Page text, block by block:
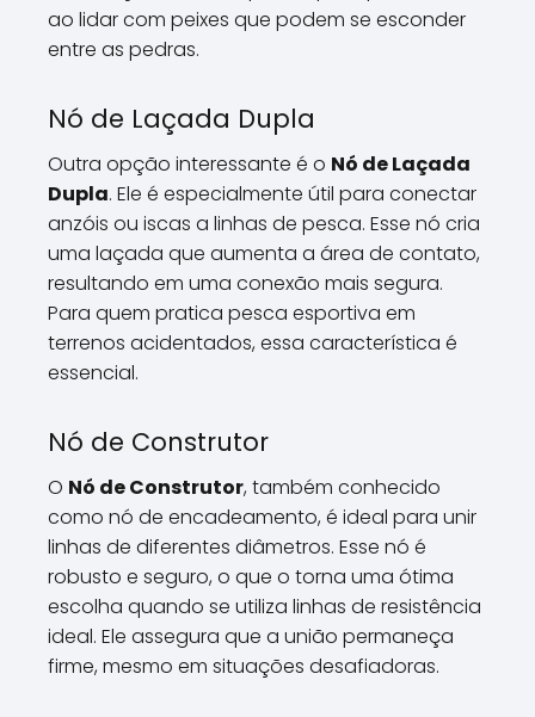
ao lidar com peixes que podem se esconder
entre as pedras.
Nó de Laçada Dupla
Outra opção interessante é o Nó de Laçada
Dupla. Ele é especialmente útil para conectar
anzóis ou iscas a linhas de pesca. Esse nó cria
uma laçada que aumenta a área de contato,
resultando em uma conexão mais segura.
Para quem pratica pesca esportiva em
terrenos acidentados, essa característica é
essencial.
Nó de Construtor
O Nó de Construtor, também conhecido
como nó de encadeamento, é ideal para unir
linhas de diferentes diâmetros. Esse nó é
robusto e seguro, o que o torna uma ótima
escolha quando se utiliza linhas de resistência
ideal. Ele assegura que a união permaneça
firme, mesmo em situações desafiadoras.